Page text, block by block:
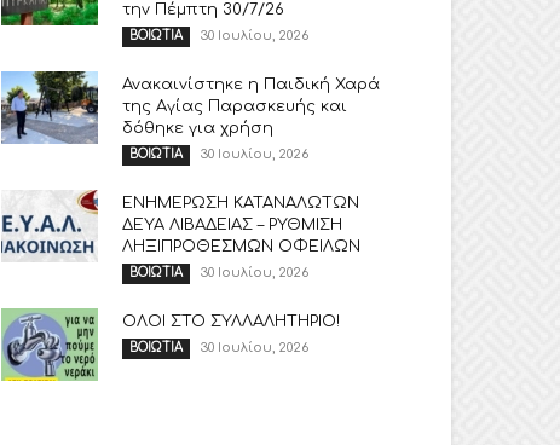
την Πέμπτη 30/7/26
ΒΟΙΩΤΙΑ 30 Ιουλίου, 2026
Ανακαινίστηκε η Παιδική Χαρά
της Αγίας Παρασκευής και
δόθηκε για χρήση
ΒΟΙΩΤΙΑ 30 Ιουλίου, 2026
ΕΝΗΜΕΡΩΣΗ ΚΑΤΑΝΑΛΩΤΩΝ
ΔΕΥΑ ΛΙΒΑΔΕΙΑΣ – ΡΥΘΜΙΣΗ
ΛΗΞΙΠΡΟΘΕΣΜΩΝ ΟΦΕΙΛΩΝ
ΒΟΙΩΤΙΑ 30 Ιουλίου, 2026
ΟΛΟΙ ΣΤΟ ΣΥΛΛΑΛΗΤΗΡΙΟ!
ΒΟΙΩΤΙΑ 30 Ιουλίου, 2026